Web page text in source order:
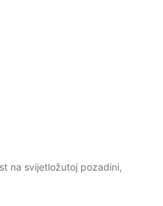
na svijetložutoj pozadini,